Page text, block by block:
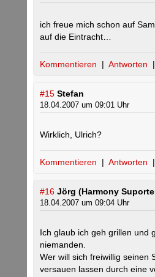
ich freue mich schon auf
auf die Eintracht…
Kommentieren | Antworten |
#15 Stefan
18.04.2007 um 09:01 Uhr
Wirklich, Ulrich?
Kommentieren | Antworten |
#16 Jörg (Harmony
18.04.2007 um 09:04 Uhr
Ich glaub ich geh grillen und
niemanden.
Wer will sich freiwillig seinen
versauen lassen durch eine